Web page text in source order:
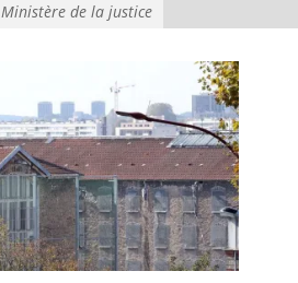
Ministère de la justice